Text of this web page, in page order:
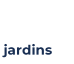
jardins